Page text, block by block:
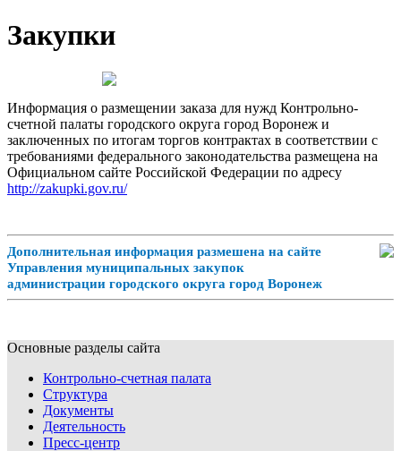
Закупки
Информация о размещении заказа для нужд Контрольно-
счетной палаты городского округа город Воронеж и
заключенных по итогам торгов контрактах в соответствии с
требованиями федерального законодательства размещена на
Официальном сайте Российской Федерации по адресу
http://zakupki.gov.ru/
Дополнительная информация размешена на сайте
Управления муниципальных закупок
администрации городского округа город Воронеж
Основные разделы сайта
Контрольно-счетная палата
Структура
Документы
Деятельность
Пресс-центр